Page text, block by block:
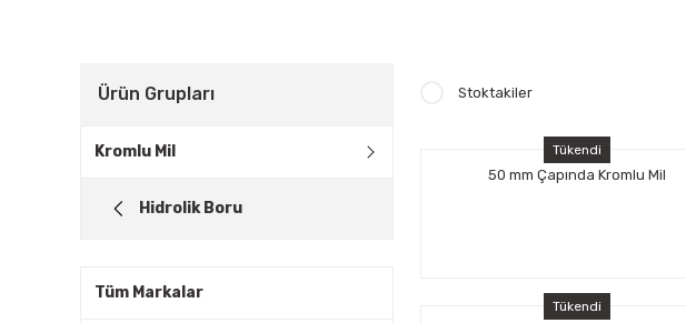
Ürün Grupları
Kromlu Mil
Hidrolik Boru
Tüm Markalar
Stoktakiler
Tükendi
50 mm Çapında Kromlu Mil
Tükendi